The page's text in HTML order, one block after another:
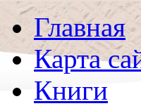
Главная
Карта
Книги